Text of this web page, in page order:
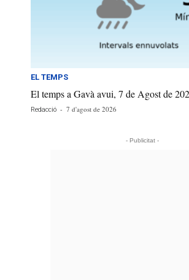
EL TEMPS
El temps a Gavà avui, 7 de Agost de
Redacció - 7 d'agost de 2026
- Publicitat -